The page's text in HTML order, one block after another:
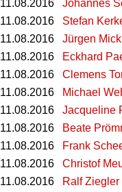
11.08.2016
Johannes
11.08.2016
Stefan
11.08.2016
Jürgen
11.08.2016
Eckhard
11.08.2016
Clemens
11.08.2016
Michael
11.08.2016
Jacqueline
11.08.2016
Beate
11.08.2016
Frank
11.08.2016
Christof
11.08.2016
Ralf Ziegler